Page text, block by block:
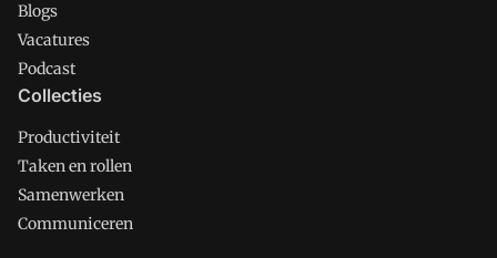
Blogs
Vacatures
Podcast
Collecties
Productiviteit
Taken en rollen
Samenwerken
Communiceren